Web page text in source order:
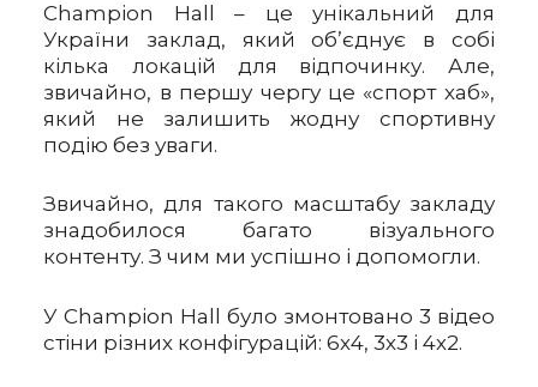
Champion Hall – це унікальний для
України заклад, який об’єднує в собі
кілька локацій для відпочинку. Але,
звичайно, в першу чергу це «спорт хаб»,
який не залишить жодну спортивну
подію без уваги.
Звичайно, для такого масштабу закладу
знадобилося багато візуального
контенту. З чим ми успішно і допомогли.
У Champion Hall було змонтовано 3 відео
стіни різних конфігурацій: 6х4, 3х3 і 4х2.